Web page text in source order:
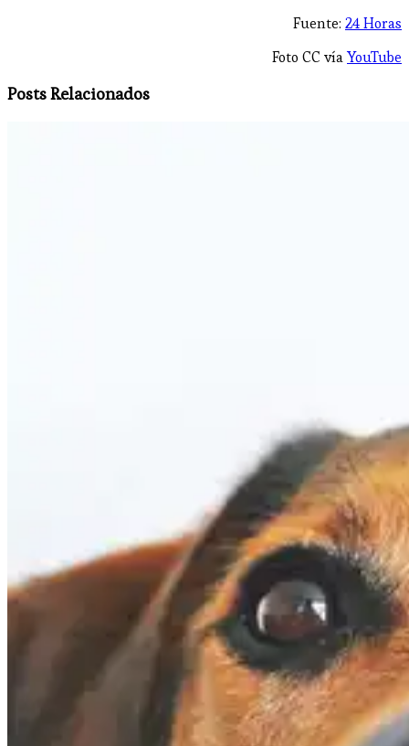
Fuente: 24 Horas
Foto CC víaYouTube
Posts Relacionados